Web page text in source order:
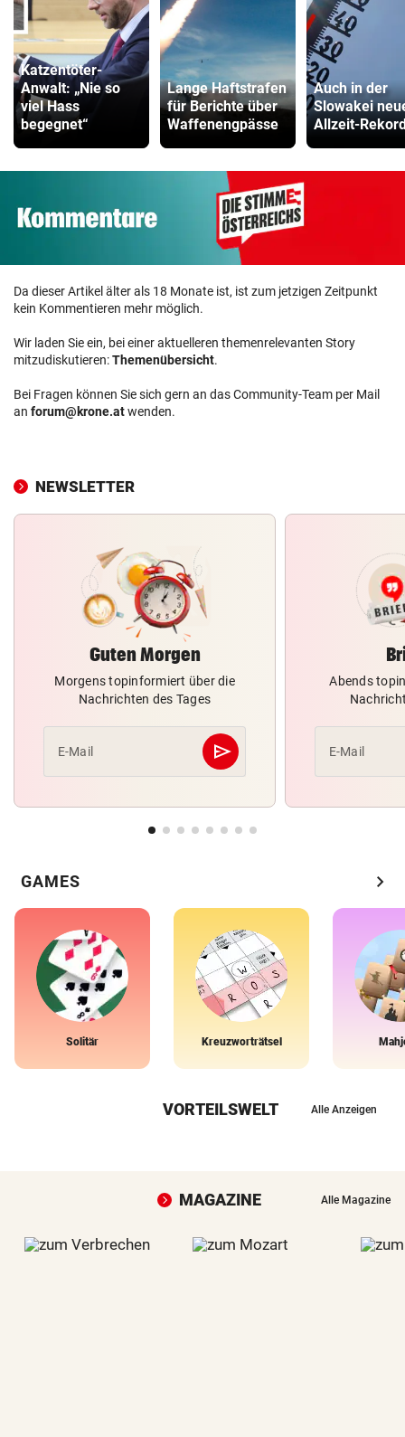
Katzentöter-
Anwalt: „Nie so
viel Hass
begegnet“
Lange Haftstrafen
für Berichte über
Waffenengpässe
Auch in der
Slowakei
Allzeit-
Da dieser Artikel älter als 18 Monate ist, ist zum jetzigen Zeitpunkt
kein Kommentieren mehr möglich.
Wir laden Sie ein, bei einer aktuelleren themenrelevanten Story
mitzudiskutieren:Themenübersicht.
Bei Fragen können Sie sich gern an das Community-Team per Mail
an forum@krone.atwenden.
NEWSLETTER
Guten Morgen
Morgens topinformiert über die
Nachrichten des Tages
E-Mail send
Abschicken
Abends
E-Mail
GAMES chevron_right
Solitär Kreuzworträtsel
VORTEILSWELT Alle Anzeigen
MAGAZINE Alle Magazine